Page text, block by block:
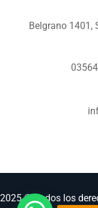
Belgrano 1401,
2025 © Todos los